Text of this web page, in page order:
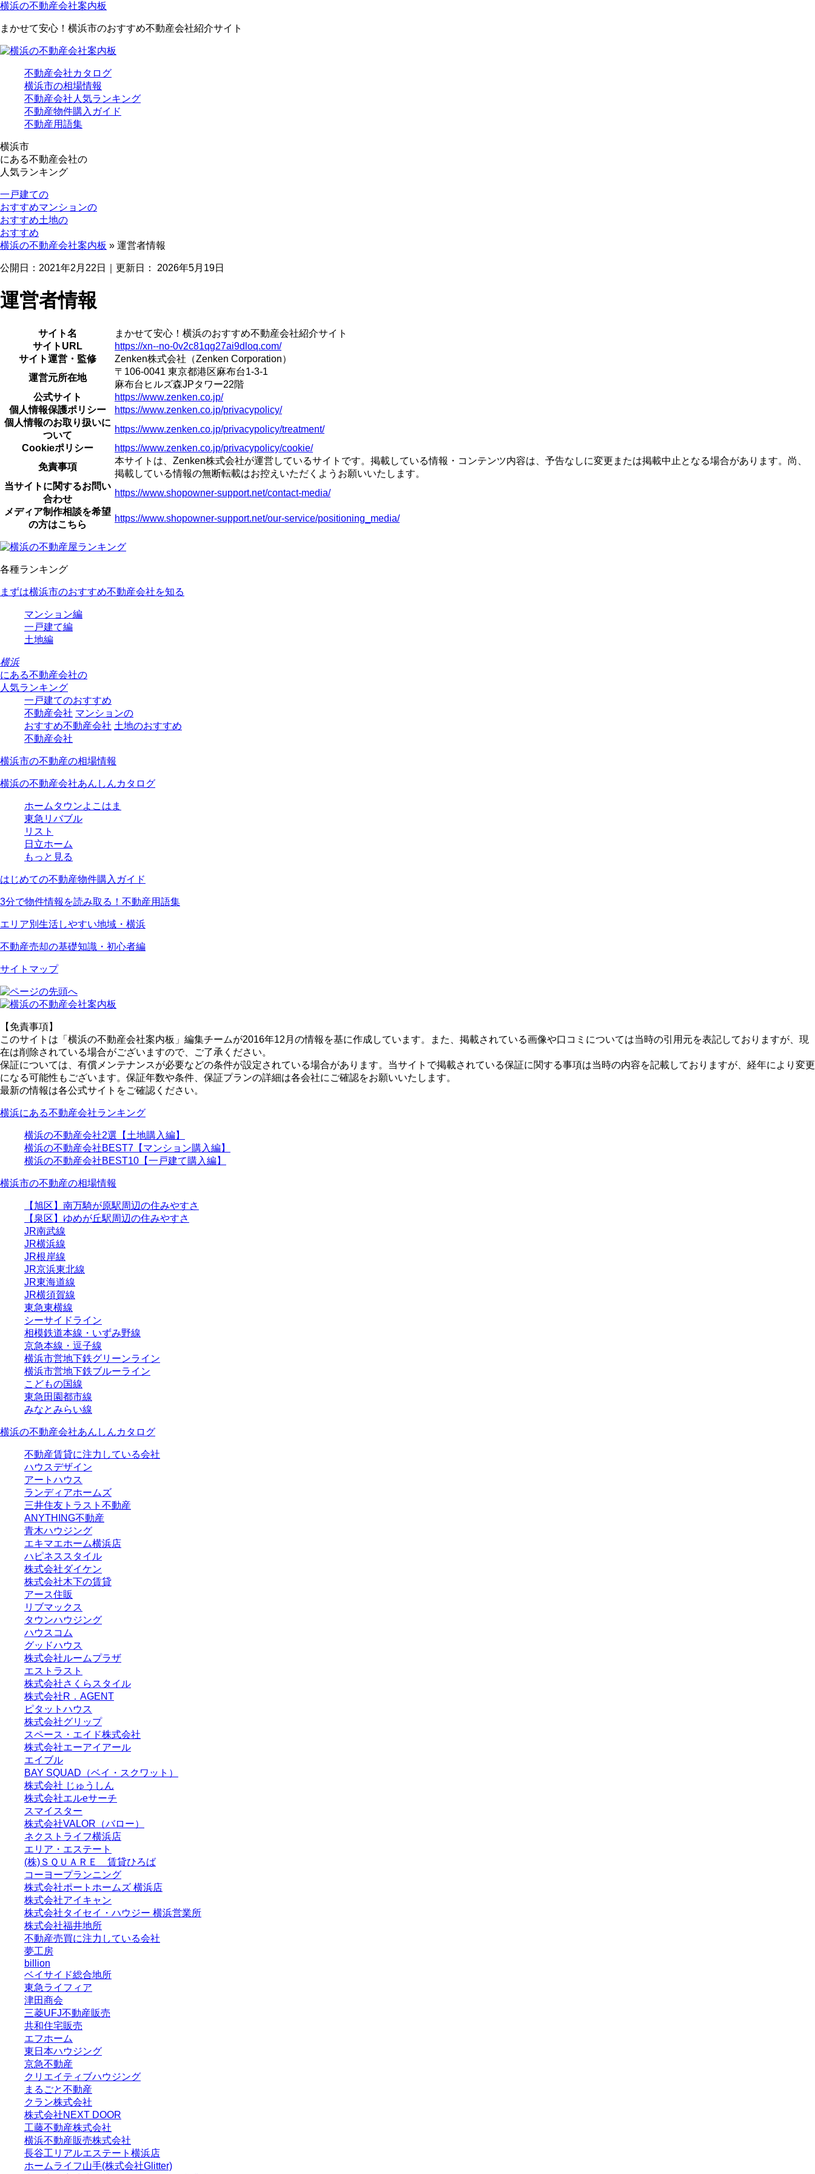
横浜の不動産会社案内板
まかせて安心！横浜市のおすすめ不動産会社紹介サイト
不動産会社カタログ
横浜市の相場情報
不動産会社人気ランキング
不動産物件購入ガイド
不動産用語集
横浜市
にある不動産会社の
人気ランキング
一戸建ての
おすすめマンションの
おすすめ土地の
おすすめ
横浜の不動産会社案内板 » 運営者情報
公開日： 2021年2月22日 ｜更新日： 2026年5月19日
運営者情報
サイト名
まかせて安心！横浜のおすすめ不動産会社紹介サイト
サイトURL
https://xn--no-0v2c81qg27ai9dloq.com/
サイト運営・監修
Zenken株式会社（Zenken Corporation）
運営元所在地
〒106-0041 東京都港区麻布台1-3-1
麻布台ヒルズ森JPタワー22階
公式サイト
https://www.zenken.co.jp/
個人情報保護ポリシー
https://www.zenken.co.jp/privacypolicy/
個人情報のお取り扱いに
ついて
https://www.zenken.co.jp/privacypolicy/treatment/
Cookieポリシー
https://www.zenken.co.jp/privacypolicy/cookie/
免責事項
本サイトは、Zenken株式会社が運営しているサイトです。掲載している情報・コンテンツ内容は、予告なしに変更または掲載中止となる場合があります。尚、
掲載している情報の無断転載はお控えいただくようお願いいたします。
当サイトに関するお問い
合わせ
https://www.shopowner-support.net/contact-media/
メディア制作相談を希望
の方はこちら
https://www.shopowner-support.net/our-service/positioning_media/
各種ランキング
まずは横浜市のおすすめ不動産会社を知る
マンション編
一戸建て編
土地編
横浜
にある不動産会社の
人気ランキング
一戸建てのおすすめ
不動産会社 マンションの
おすすめ不動産会社 土地のおすすめ
不動産会社
横浜市の不動産の相場情報
横浜の不動産会社あんしんカタログ
ホームタウンよこはま
東急リバブル
リスト
日立ホーム
もっと見る
はじめての不動産物件購入ガイド
3分で物件情報を読み取る！不動産用語集
エリア別生活しやすい地域・横浜
不動産売却の基礎知識・初心者編
サイトマップ
【免責事項】
このサイトは「横浜の不動産会社案内板」編集チームが2016年12月の情報を基に作成しています。また、掲載されている画像や口コミについては当時の引用元を表記しておりますが、現
在は削除されている場合がございますので、ご了承ください。
保証については、有償メンテナンスが必要などの条件が設定されている場合があります。当サイトで掲載されている保証に関する事項は当時の内容を記載しておりますが、経年により変更
になる可能性もございます。保証年数や条件、保証プランの詳細は各会社にご確認をお願いいたします。
最新の情報は各公式サイトをご確認ください。
横浜にある不動産会社ランキング
横浜の不動産会社2選【土地購入編】
横浜の不動産会社BEST7【マンション購入編】
横浜の不動産会社BEST10【一戸建て購入編】
横浜市の不動産の相場情報
【旭区】南万騎が原駅周辺の住みやすさ
【泉区】ゆめが丘駅周辺の住みやすさ
JR南武線
JR横浜線
JR根岸線
JR京浜東北線
JR東海道線
JR横須賀線
東急東横線
シーサイドライン
相模鉄道本線・いずみ野線
京急本線・逗子線
横浜市営地下鉄グリーンライン
横浜市営地下鉄ブルーライン
こどもの国線
東急田園都市線
みなとみらい線
横浜の不動産会社あんしんカタログ
不動産賃貸に注力している会社
ハウスデザイン
アートハウス
ランディアホームズ
三井住友トラスト不動産
ANYTHING不動産
青木ハウジング
エキマエホーム横浜店
ハピネススタイル
株式会社ダイケン
株式会社木下の賃貸
アース住販
リブマックス
タウンハウジング
ハウスコム
グッドハウス
株式会社ルームプラザ
エストラスト
株式会社さくらスタイル
株式会社R．AGENT
ピタットハウス
株式会社グリップ
スペース・エイド株式会社
株式会社エーアイアール
エイブル
BAY SQUAD（ベイ・スクワット）
株式会社 じゅうしん
株式会社エルeサーチ
スマイスター
株式会社VALOR（バロー）
ネクストライフ横浜店
エリア・エステート
(株)ＳＱＵＡＲＥ 賃貸ひろば
コーヨープランニング
株式会社ポートホームズ 横浜店
株式会社アイキャン
株式会社タイセイ・ハウジー 横浜営業所
株式会社福井地所
不動産売買に注力している会社
夢工房
billion
ベイサイド総合地所
東急ライフィア
津田商会
三菱UFJ不動産販売
共和住宅販売
エフホーム
東日本ハウジング
京急不動産
クリエイティブハウジング
まるごと不動産
クラン株式会社
株式会社NEXT DOOR
工藤不動産株式会社
横浜不動産販売株式会社
長谷工リアルエステート横浜店
ホームライフ山手(株式会社Glitter)